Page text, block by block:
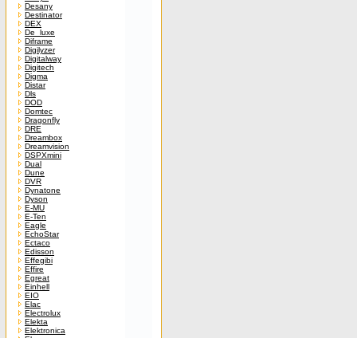
Desany
Destinator
DEX
De_luxe
Diframe
Digilyzer
Digitalway
Digitech
Digma
Distar
Dls
DOD
Domtec
Dragonfly
DRE
Dreambox
Dreamvision
DSPXmini
Dual
Dune
DVR
Dynatone
Dyson
E-MU
E-Ten
Eagle
EchoStar
Ectaco
Edisson
Effegibi
Effire
Egreat
Einhell
EIO
Elac
Electrolux
Elekta
Elektronica